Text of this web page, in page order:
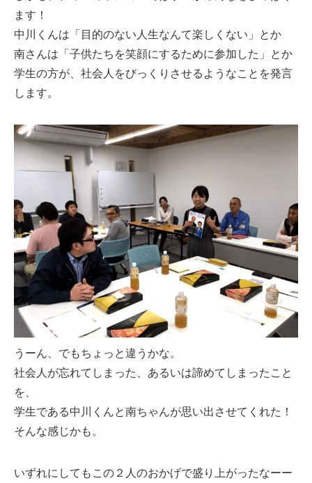
ます！
中川くんは「目的のない人生なんて楽しくない」とか
南さんは「子供たちを笑顔にするために参加した」とか
学生の方が、社会人をびっくりさせるようなことを発言
します。
うーん、でもちょっと違うかな。
社会人が忘れてしまった、あるいは諦めてしまったこと
を、
学生である中川くんと南ちゃんが思い出させてくれた！
そんな感じかも。
いずれにしてもこの２人のおかげで盛り上がったなーー